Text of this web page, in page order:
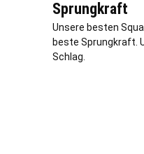
Sprungkraft
Unsere besten
beste Sprungkraft.
Schlag.